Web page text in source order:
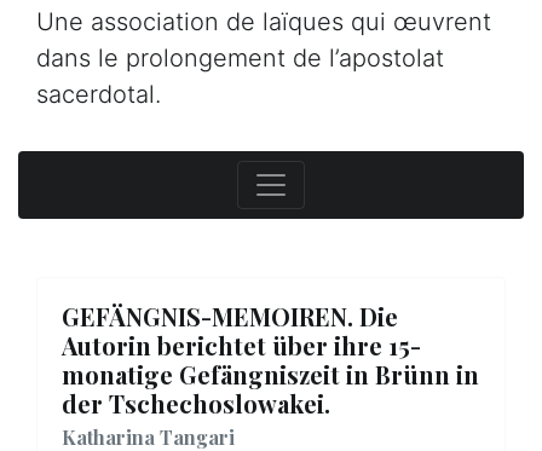
Une association de laïques qui œuvrent
dans le prolongement de l’apostolat
sacerdotal.
GEFÄNGNIS-MEMOIREN. Die
Autorin berichtet über ihre 15-
monatige Gefängniszeit in Brünn in
der Tschechoslowakei.
Katharina Tangari